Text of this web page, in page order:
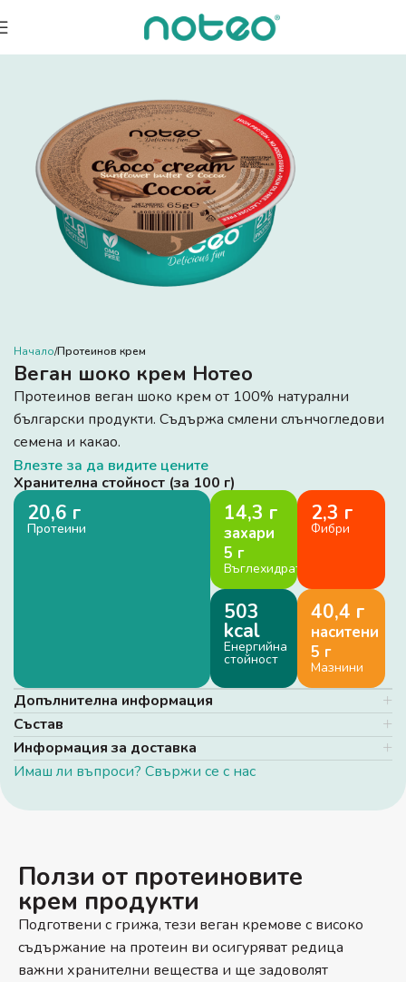
Начало Протеинов крем
Веган шоко крем Нотео
Протеинов веган шоко крем от 100% натурални
български продукти. Съдържа смлени слънчогледови
семена и какао.
Влезте за да видите цените
Хранителна стойност (за 100 г)
20,6 г
Протеини
14,3 г
захари
5 г
Въглехидрати
2,3 г
Фибри
503
kcal
Енергийна
стойност
40,4 г
наситени
5 г
Мазнини
Допълнителна информация
Състав
Информация за доставка
Имаш ли въпроси? Свържи се с нас
Ползи от протеиновите
крем продукти
Подготвени с грижа, тези веган кремове с високо
съдържание на протеин ви осигуряват редица
важни хранителни вещества и ще задоволят